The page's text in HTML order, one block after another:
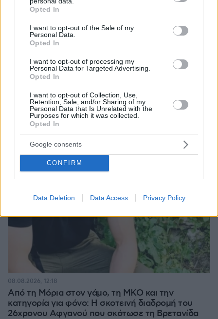
grant or deny consent to Google and its third-party tags to
use your data for below specified purposes in below Google
consent section.
Opted In
I want to opt-out of the Sale of my
Personal Data.
Opted In
I want to opt-out of processing my
Personal Data for Targeted Advertising.
Opted In
I want to opt-out of Collection, Use,
Retention, Sale, and/or Sharing of my
Personal Data that Is Unrelated with the
Purposes for which it was collected.
Opted In
Google consents
CONFIRM
Data Deletion Data Access Privacy Policy
Τι έγραφαν οι ξένοι ανταποκριτές σε
τηλεγραφήματά τους από τη Μικρά Ασία το 1921
Από τη Μόρια στον γάμο, τη ΜΚΟ και την
κατηγορία για φόνο: Η σκοτεινή διαδρομή του
26χρονου Αφγανού που σκότωσε τη Βρετανίδα
08.08.2026, 12:18